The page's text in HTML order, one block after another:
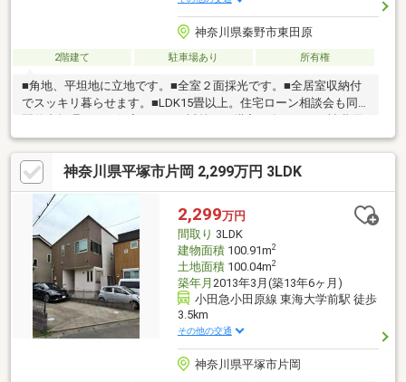
神奈川県秦野市東田原
2階建て 駐車場あり 所有権
■角地、平坦地に立地です。■全室２面採光です。■全居室収納付
でスッキリ暮らせます。■LDK15畳以上。住宅ローン相談会も同時
の概算も行っております。しっかりとした資金計画のアドバイス
をさせて頂きますので、お気軽にご相談ください。お客様一人一
人に合わせたライフプランのご提案をさせていただきます。お問
い合わせ、お待ちしております。
神奈川県平塚市片岡 2,299万円 3LDK
2,299万円
間取り 3LDK
建物面積100.91m2
土地面積100.04m2
築年月 2013年3月(築13年6ヶ月)
小田急小田原線 東海大学前駅 徒歩
3.5km
その他の交通
神奈川県平塚市片岡